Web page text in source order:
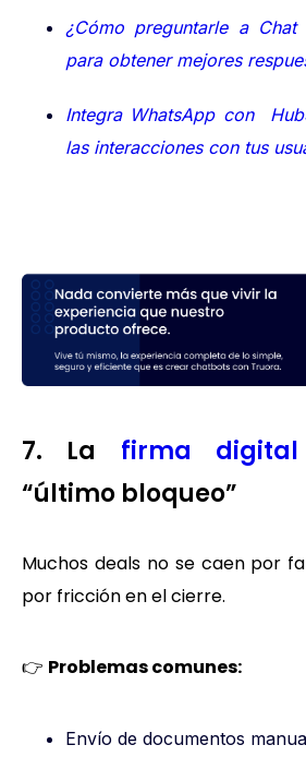
¿Cómo preguntarle a Chat
para obtener mejores
Integra WhatsApp con
las interacciones con tus
7. La firma digital
“último bloqueo”
Muchos deals no se caen por
por fricción en el cierre.
👉 Problemas comunes:
Envío de documentos